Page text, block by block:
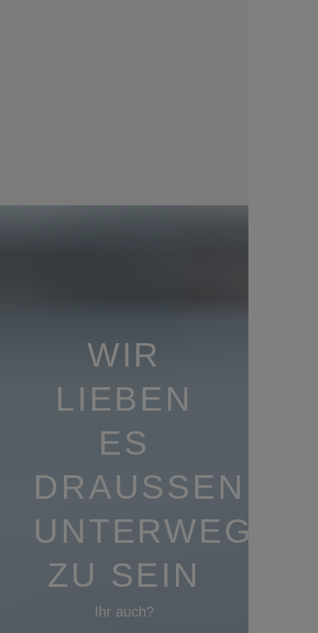
WIR
LIEBEN
ES
DRAUSSEN U
NTERWEGS Z
U SEIN
Ihr auch?